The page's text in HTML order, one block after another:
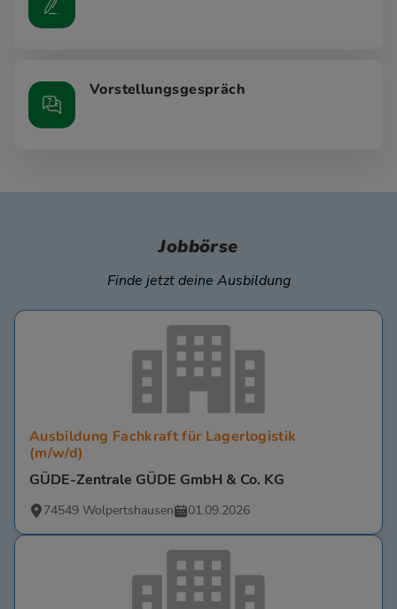
Vorstellungsgespräch
Jobbörse
Finde jetzt deine Ausbildung
Ausbildung Fachkraft für Lagerlogistik
(m/w/d)
GÜDE-Zentrale GÜDE GmbH & Co. KG
74549 Wolpertshausen 01.09.2026